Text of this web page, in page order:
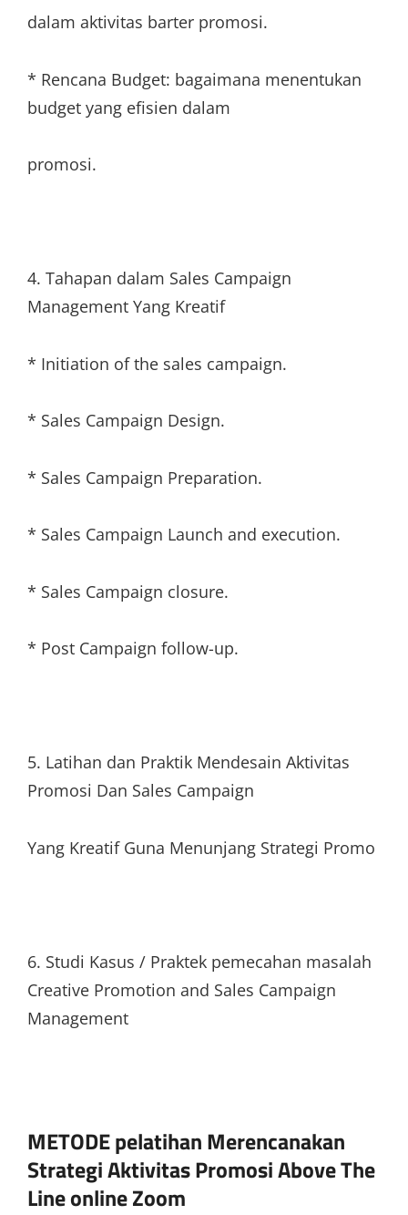
dalam aktivitas barter promosi.
* Rencana Budget: bagaimana menentukan
budget yang efisien dalam
promosi.
4. Tahapan dalam Sales Campaign
Management Yang Kreatif
* Initiation of the sales campaign.
* Sales Campaign Design.
* Sales Campaign Preparation.
* Sales Campaign Launch and execution.
* Sales Campaign closure.
* Post Campaign follow-up.
5. Latihan dan Praktik Mendesain Aktivitas
Promosi Dan Sales Campaign
Yang Kreatif Guna Menunjang Strategi Promo
6. Studi Kasus / Praktek pemecahan masalah
Creative Promotion and Sales Campaign
Management
METODE pelatihan Merencanakan
Strategi Aktivitas Promosi Above The
Line online Zoom